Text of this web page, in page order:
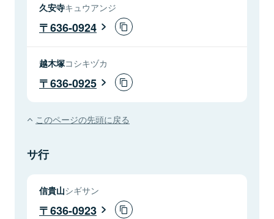
久安寺キュウアンジ
636-0924
越木塚コシキヅカ
636-0925
このページの先頭に戻る
サ行
信貴山シギサン
636-0923